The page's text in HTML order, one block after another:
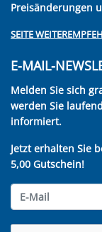
Preisänderungen
SEITE
E-MAIL-
Melden Sie sich
werden Sie
informiert.
Jetzt erhalten Sie
5,00 Gutschein!